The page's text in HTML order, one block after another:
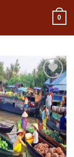
0
Add to
wishlist